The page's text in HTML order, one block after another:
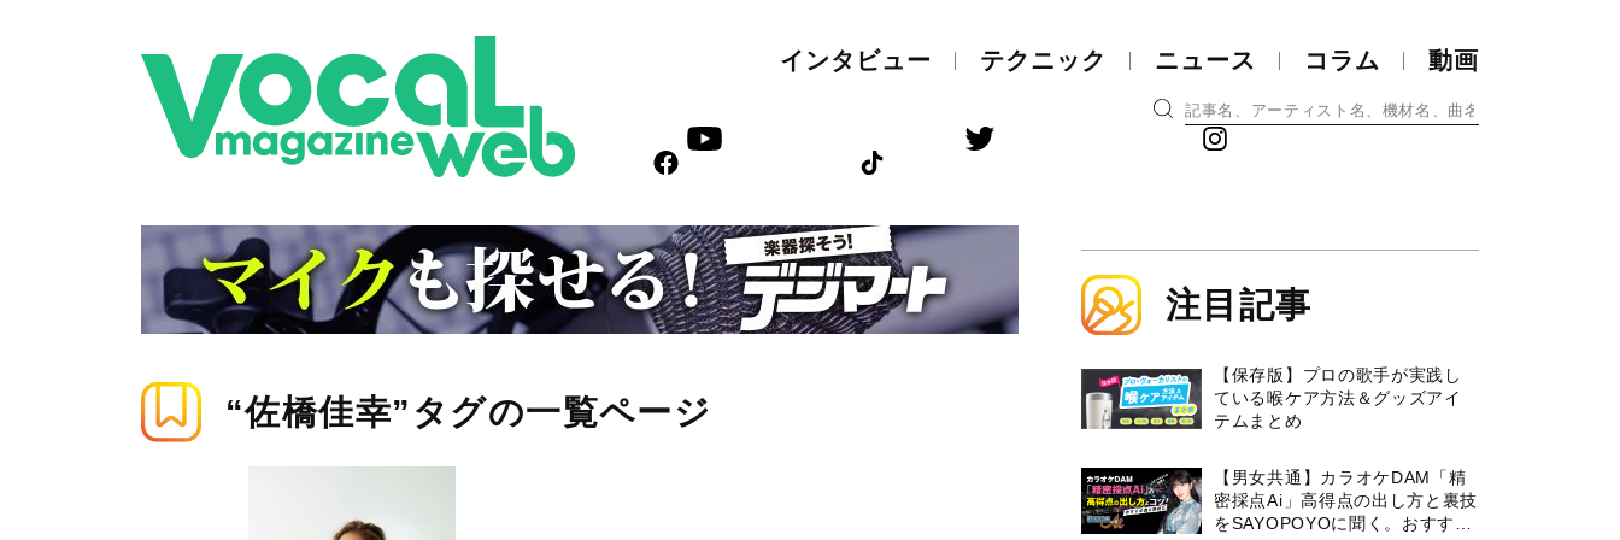
インタビュー テクニック ニュース コラム 動画
“佐橋佳幸”タグの一覧ページ
注目記事
【保存版】プロの歌手が実践し
ている喉ケア⽅法＆グッズアイ
テムまとめ
【男女共通】カラオケDAM「精
密採点Ai」高得点の出し方と裏技
をSAYOPOYOに聞く。おすすめ